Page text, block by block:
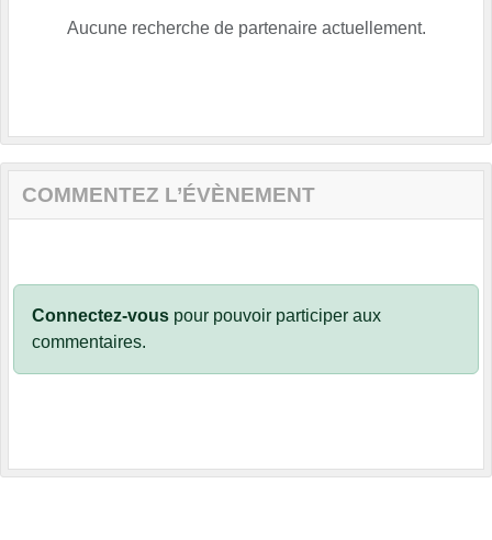
Aucune recherche de partenaire actuellement.
COMMENTEZ L’ÉVÈNEMENT
Connectez-vous pour pouvoir participer aux
commentaires.